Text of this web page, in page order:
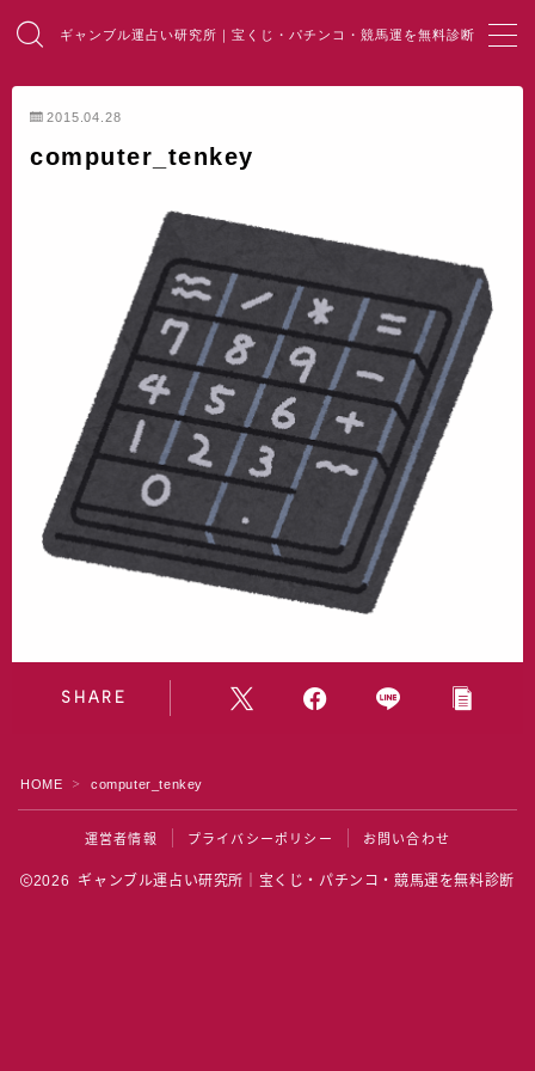
ギャンブル運占い研究所｜宝くじ・パチンコ・競馬運を無料診断
MENU
HOME
パチンコ占い
競馬・麻雀占い
開運・風水
水晶院
2015.04.28
computer_tenkey
SHARE
HOME ＞ computer_tenkey
運営者情報 プライバシーポリシー お問い合わせ
2026 ギャンブル運占い研究所｜宝くじ・パチンコ・競馬運を無料診断